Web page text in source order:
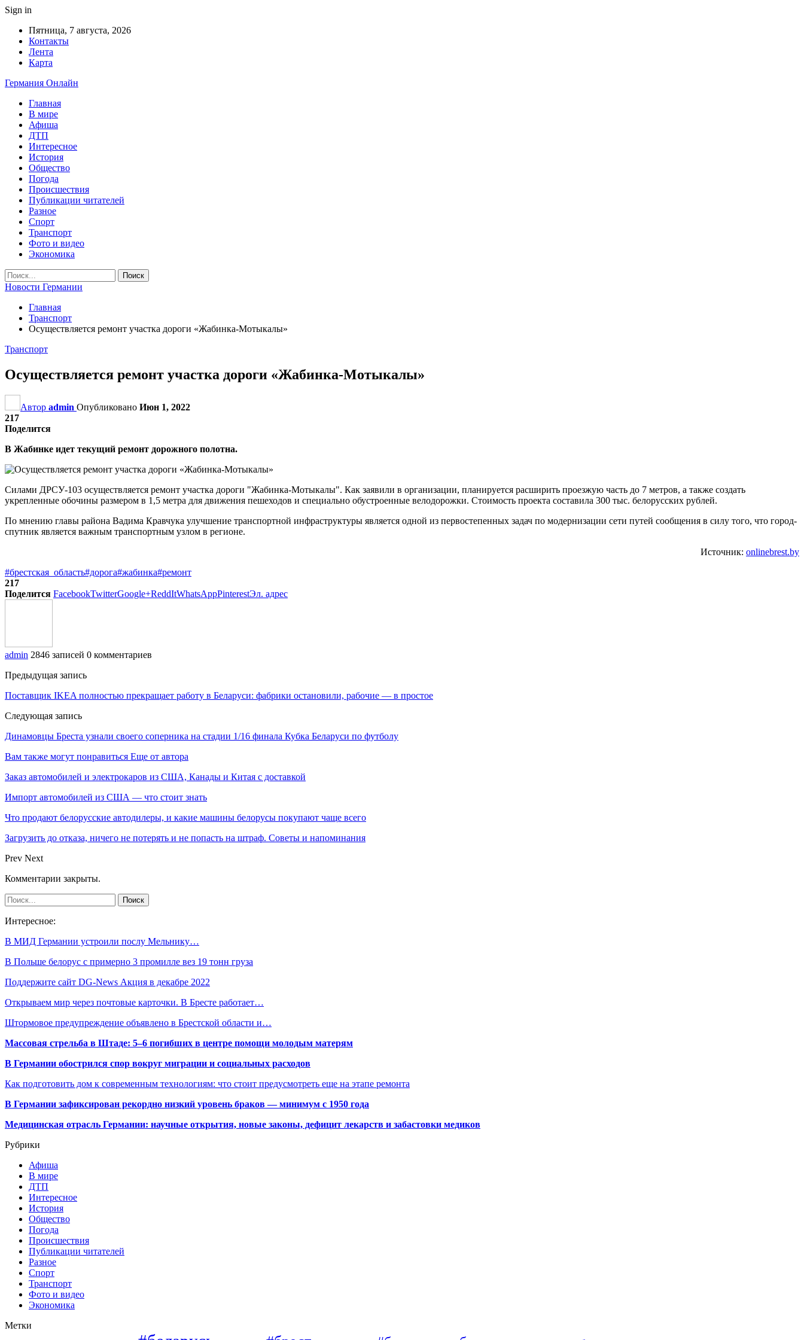
Sign in
Пятница, 7 августа, 2026
Контакты
Лента
Карта
Германия Онлайн
Главная
В мире
Афиша
ДТП
Интересное
История
Общество
Погода
Происшествия
Публикации читателей
Разное
Спорт
Транспорт
Фото и видео
Экономика
Новости Германии
Главная
Транспорт
Осуществляется ремонт участка дороги «Жабинка-Мотыкалы»
Транспорт
Осуществляется ремонт участка дороги «Жабинка-Мотыкалы»
Автор admin Опубликовано Июн 1, 2022
217
Поделится
В Жабинке идет текущий ремонт дорожного полотна.
Силами ДРСУ-103 осуществляется ремонт участка дороги "Жабинка-Мотыкалы". Как заявили в организации, планируется расширить проезжую часть до 7 метров, а также создать
укрепленные обочины размером в 1,5 метра для движения пешеходов и специально обустроенные велодорожки. Стоимость проекта составила 300 тыс. белорусских рублей.
По мнению главы района Вадима Кравчука улучшение транспортной инфраструктуры является одной из первостепенных задач по модернизации сети путей сообщения в силу того, что город-
спутник является важным транспортным узлом в регионе.
Источник: onlinebrest.by
#брестская_область#дорога#жабинка#ремонт
217
Поделится FacebookTwitterGoogle+ReddItWhatsAppPinterestЭл. адрес
admin 2846 записей 0 комментариев
Предыдущая запись
Поставщик IKEA полностью прекращает работу в Беларуси: фабрики остановили, рабочие — в простое
Следующая запись
Динамовцы Бреста узнали своего соперника на стадии 1/16 финала Кубка Беларуси по футболу
Вам также могут понравиться Еще от автора
Заказ автомобилей и электрокаров из США, Канады и Китая с доставкой
Импорт автомобилей из США — что стоит знать
Что продают белорусские автодилеры, и какие машины белорусы покупают чаще всего
Загрузить до отказа, ничего не потерять и не попасть на штраф. Советы и напоминания
Prev Next
Комментарии закрыты.
Интересное:
В МИД Германии устроили послу Мельнику…
В Польше белорус с примерно 3 промилле вез 19 тонн груза
Поддержите сайт DG-News Акция в декабре 2022
Открываем мир через почтовые карточки. В Бресте работает…
Штормовое предупреждение объявлено в Брестской области и…
Массовая стрельба в Штаде: 5–6 погибших в центре помощи молодым матерям
В Германии обострился спор вокруг миграции и социальных расходов
Как подготовить дом к современным технологиям: что стоит предусмотреть еще на этапе ремонта
В Германии зафиксирован рекордно низкий уровень браков — минимум с 1950 года
Медицинская отрасль Германии: научные открытия, новые законы, дефицит лекарств и забастовки медиков
Рубрики
Афиша
В мире
ДТП
Интересное
История
Общество
Погода
Происшествия
Публикации читателей
Разное
Спорт
Транспорт
Фото и видео
Экономика
Метки